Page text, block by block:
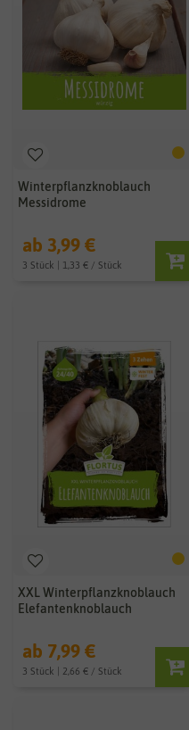
Winterpflanzknoblauch
Messidrome
ab 3,99 €
3 Stück | 1,33 € / Stück
XXL Winterpflanzknoblauch
Elefantenknoblauch
ab 7,99 €
3 Stück | 2,66 € / Stück